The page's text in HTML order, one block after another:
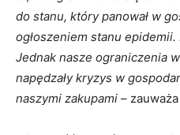
do stanu, który panował w
ogłoszeniem stanu
Jednak nasze ograniczenia
napędzały kryzys w
naszymi zakupami –